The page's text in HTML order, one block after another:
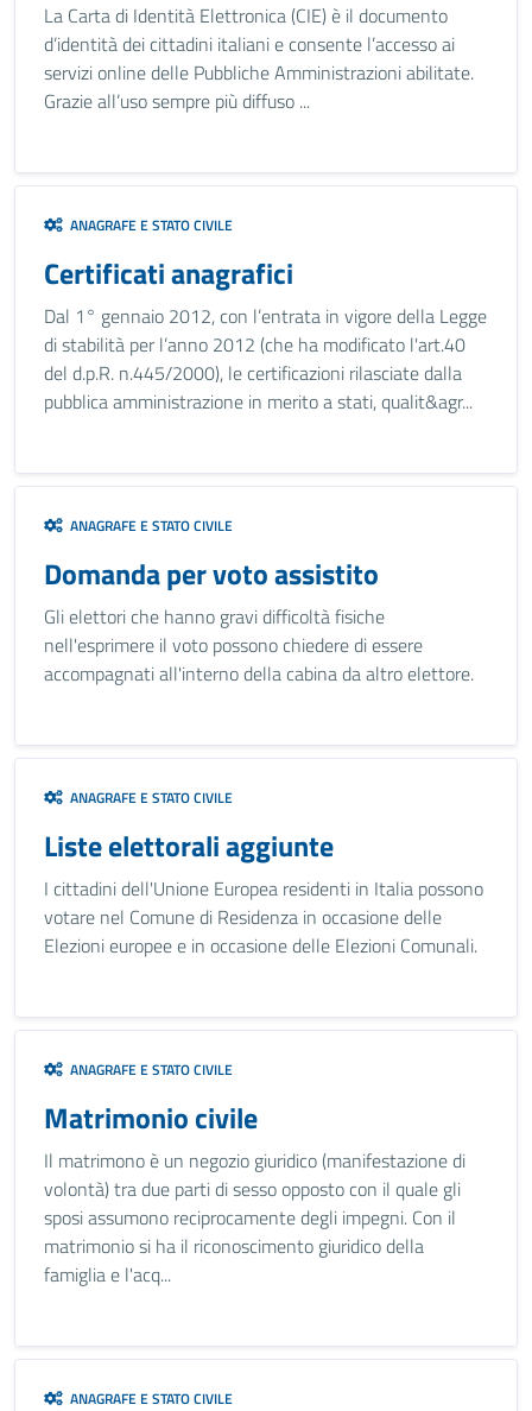
La Carta di Identità Elettronica (CIE) è il documento
d’identità dei cittadini italiani e consente l’accesso ai
servizi online delle Pubbliche Amministrazioni abilitate.
Grazie all’uso sempre più diffuso ...
ANAGRAFE E STATO CIVILE
Certificati anagrafici
Dal 1° gennaio 2012, con l’entrata in vigore della Legge
di stabilità per l’anno 2012 (che ha modificato l'art.40
del d.p.R. n.445/2000), le certificazioni rilasciate dalla
pubblica amministrazione in merito a stati, qualit&agr...
ANAGRAFE E STATO CIVILE
Domanda per voto assistito
Gli elettori che hanno gravi difficoltà fisiche
nell'esprimere il voto possono chiedere di essere
accompagnati all'interno della cabina da altro elettore.
ANAGRAFE E STATO CIVILE
Liste elettorali aggiunte
I cittadini dell'Unione Europea residenti in Italia possono
votare nel Comune di Residenza in occasione delle
Elezioni europee e in occasione delle Elezioni Comunali.
ANAGRAFE E STATO CIVILE
Matrimonio civile
Il matrimono è un negozio giuridico (manifestazione di
volontà) tra due parti di sesso opposto con il quale gli
sposi assumono reciprocamente degli impegni. Con il
matrimonio si ha il riconoscimento giuridico della
famiglia e l'acq...
ANAGRAFE E STATO CIVILE